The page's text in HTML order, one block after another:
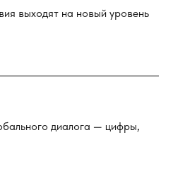
выходят на новый уровень
диалога — цифры,